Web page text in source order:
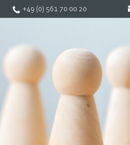
+49 (0) 561 70 00 20